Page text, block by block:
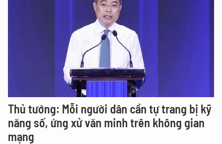
Thủ tướng: Mỗi người dân cần tự trang bị kỹ
năng số, ứng xử văn minh trên không gian
mạng